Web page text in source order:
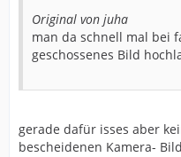
Original von juha
man da schnell mal bei
geschossenes Bild
gerade dafür isses aber
bescheidenen Kamera-